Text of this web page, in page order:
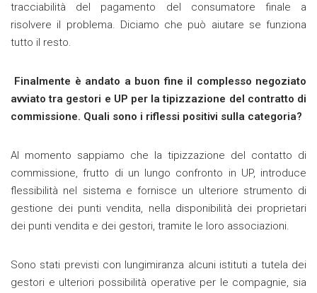
tracciabilità del pagamento del consumatore finale a
risolvere il problema. Diciamo che può aiutare se funziona
tutto il resto.
Finalmente è andato a buon fine il complesso negoziato
avviato tra gestori e UP per la tipizzazione del contratto di
commissione. Quali sono i riflessi positivi sulla categoria?
Al momento sappiamo che la tipizzazione del contatto di
commissione, frutto di un lungo confronto in UP, introduce
flessibilità nel sistema e fornisce un ulteriore strumento di
gestione dei punti vendita, nella disponibilità dei proprietari
dei punti vendita e dei gestori, tramite le loro associazioni.
Sono stati previsti con lungimiranza alcuni istituti a tutela dei
gestori e ulteriori possibilità operative per le compagnie, sia